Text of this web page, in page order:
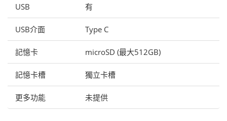
USB 有
USB介面 Type C
記憶卡 microSD (最大512GB)
記憶卡槽 獨立卡槽
更多功能 未提供